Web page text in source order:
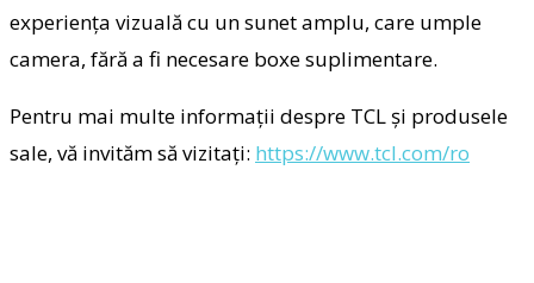
experiența vizuală cu un sunet amplu, care umple
camera, fără a fi necesare boxe suplimentare.
Pentru mai multe informații despre TCL și produsele
sale, vă invităm să vizitați: https://www.tcl.com/ro